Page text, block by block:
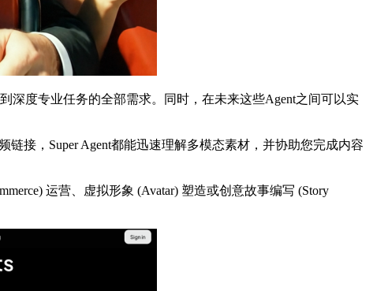
深度专业任务的全部需求。同时，在未来这些Agent之间可以实
接，Super Agent都能迅速理解多模态素材，并协助您完成内容
运营、虚拟形象 (Avatar) 塑造或创意故事编写 (Story